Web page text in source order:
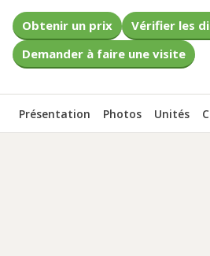
Obtenir un prix
Vérifier les
Demander à faire une visite
Présentation Photos Unités